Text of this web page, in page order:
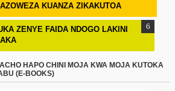
KUANZA ZIKAKUTOA
ZENYE FAIDA NDOGO LAKINI
HAPO CHINI MOJA KWA MOJA KUTOKA
(E-BOOKS)